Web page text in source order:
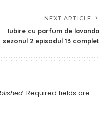
NEXT ARTICLE
Iubire cu parfum de lavanda
sezonul 2 episodul 13 complet
Required fields are